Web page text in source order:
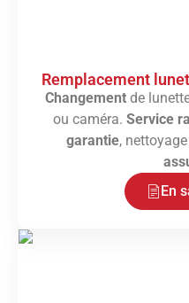
Remplacement
Changement de
ou caméra. Service
garantie,
En